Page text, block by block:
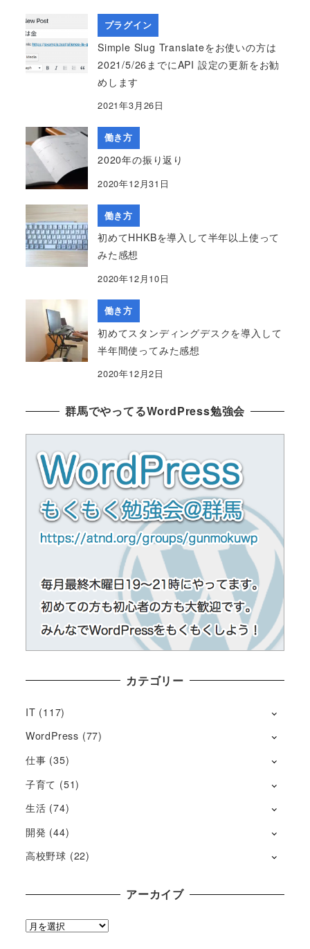
プラグイン
Simple Slug Translateをお使いの方は
2021/5/26までにAPI 設定の更新をお勧
めします
2021年3月26日
働き方
2020年の振り返り
2020年12月31日
働き方
初めてHHKBを導入して半年以上使って
みた感想
2020年12月10日
働き方
初めてスタンディングデスクを導入して
半年間使ってみた感想
2020年12月2日
群馬でやってるWordPress勉強会
カテゴリー
IT (117)
WordPress (77)
仕事 (35)
子育て (51)
生活 (74)
開発 (44)
高校野球 (22)
アーカイブ
ア